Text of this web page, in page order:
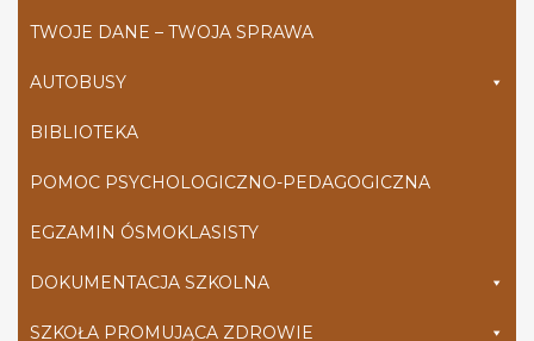
TWOJE DANE – TWOJA SPRAWA
AUTOBUSY
BIBLIOTEKA
POMOC PSYCHOLOGICZNO-PEDAGOGICZNA
EGZAMIN ÓSMOKLASISTY
DOKUMENTACJA SZKOLNA
SZKOŁA PROMUJĄCA ZDROWIE